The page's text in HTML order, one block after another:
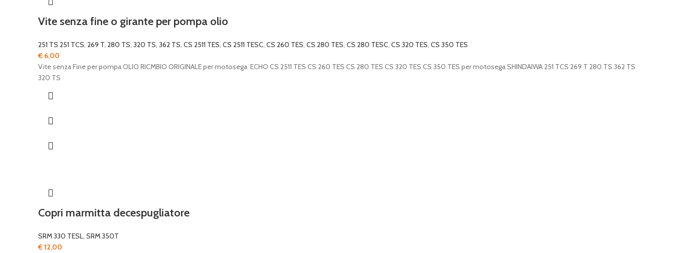
Vite senza fine o girante per pompa olio
251 TS 251 TCS, 269 T, 280 TS, 320 TS, 362 TS, CS 2511 TES, CS 2511 TESC, CS 260 TES, CS 280 TES, CS 280 TESC, CS 320 TES, CS 350 TES
€ 6,00
Vite senza Fine per pompa OLIO RICMBIO ORIGINALE per motosega ECHO CS 2511 TES CS 260 TES CS 280 TES CS 320 TES CS 350 TES per motosega SHINDAIWA 251 TCS 269 T 280 TS 362 TS
320 TS
Copri marmitta decespugliatore
SRM 330 TESL, SRM 350T
€12,00